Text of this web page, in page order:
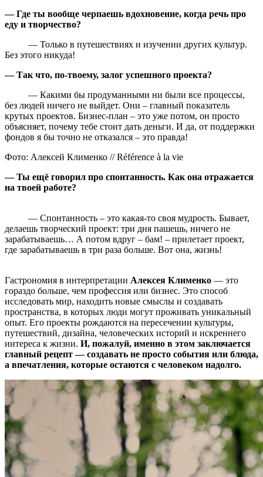
— Где ты вообще черпаешь вдохновение, когда речь про
еду и творчество?
— Только в путешествиях и изучении других культур.
Без этого никуда!
— Так что, по‑твоему, залог успешного проекта?
— Какими бы продуманными ни были все процессы,
без людей ничего не выйдет. Они – главный показатель
крутых проектов. Бизнес‑план – это уже потом, он просто
объясняет, почему тебе стоит дать деньги. И да, от поддержки
фондов я бы точно не отказался – это правда!
Фото: Алексей Клименко // Référence à la vie
— Ты ещё говорил про спонтанность. Как она отражается
на твоей работе?
— Спонтанность – это какая‑то своя мудрость. Бывает,
делаешь творческий проект: три дня пашешь, ничего не
зарабатываешь… А потом вдруг – бам! – прилетает проект,
где зарабатываешь в три раза больше. Вот она, жизнь!
Гастрономия в интерпретации Алексея Клименко — это
гораздо больше, чем профессия или бизнес. Это способ
исследовать мир, находить новые смыслы и создавать
пространства, в которых люди могут проживать уникальный
опыт. Его проекты рождаются на пересечении культуры,
путешествий, дизайна, человеческих историй и искреннего
интереса к жизни. И, пожалуй, именно в этом заключается
главный рецепт — создавать не просто события или блюда,
а впечатления, которые остаются с человеком надолго.